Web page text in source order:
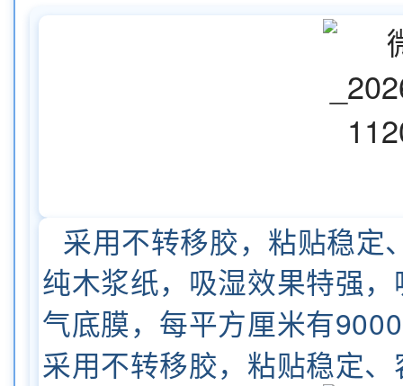
采用不转移胶，粘贴稳定
纯木浆纸，吸湿效果特强
气底膜，每平方厘米有
采用不转移胶，粘贴稳定